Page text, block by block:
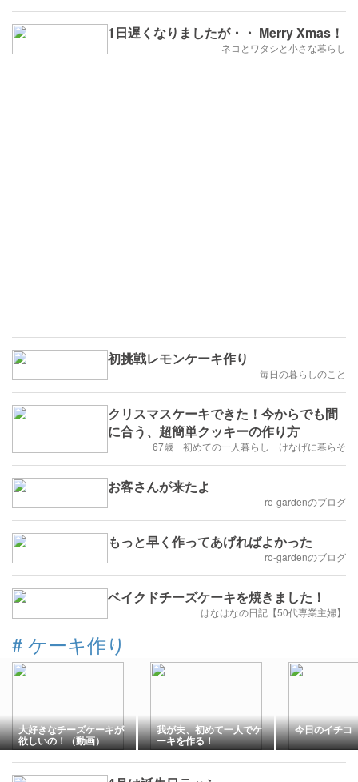
1日遅くなりましたが・・ Merry Xmas！
ネコとワタシと小さな暮らし
初挑戦レモンケーキ作り
毎日の暮らしのこと
クリスマスケーキできた！今からでも間
に合う、超簡単クッキーの作り方
67歳 初めての一人暮らし けなげに暮らそ
お客さんが来たよ
ro-gardenのブログ
もっと早く作ってあげればよかった
ro-gardenのブログ
ベイクドチーズケーキを焼きました！
はなはなの日記【50代専業主婦】
# ケーキ作り
大好きなチーズケーキが
欲しいの！（動画）
我が夫、初めて一人でケ
ーキを作る！
今日のイチコ